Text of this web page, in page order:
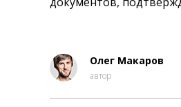
Олег Макаров
автор